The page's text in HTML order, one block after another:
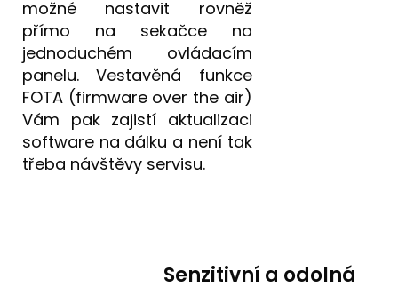
možné nastavit rovněž
přímo na sekačce na
jednoduchém ovládacím
panelu. Vestavěná funkce
FOTA (firmware over the air)
Vám pak zajistí aktualizaci
software na dálku a není tak
třeba návštěvy servisu.
Senzitivní a odolná